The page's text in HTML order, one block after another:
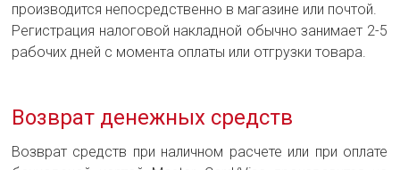
производится непосредственно в магазине или почтой.
Регистрация налоговой накладной обычно занимает 2-5
рабочих дней с момента оплаты или отгрузки товара.
Возврат денежных средств
Возврат средств при наличном расчете или при оплате